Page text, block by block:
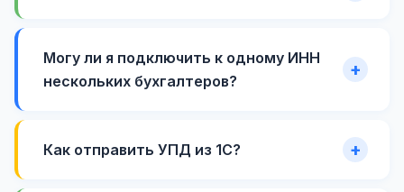
Могу ли я подключить к одному ИНН
нескольких бухгалтеров?
Как отправить УПД из 1С?